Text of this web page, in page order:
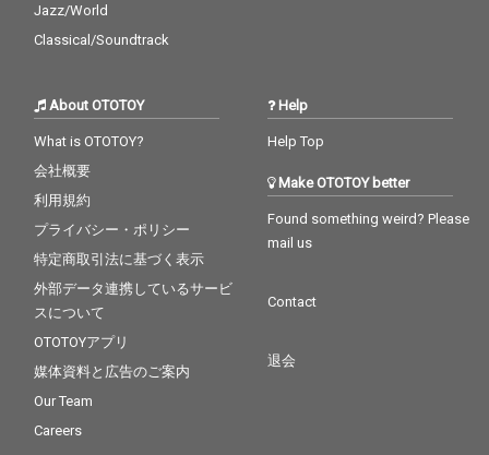
Jazz/World
Classical/Soundtrack
About OTOTOY
What is OTOTOY?
会社概要
利用規約
プライバシー・ポリシー
特定商取引法に基づく表示
外部データ連携しているサービ
スについて
OTOTOYアプリ
媒体資料と広告のご案内
Our Team
Careers
Help
Help Top
Make OTOTOY better
Found something weird? Please
mail us
Contact
退会